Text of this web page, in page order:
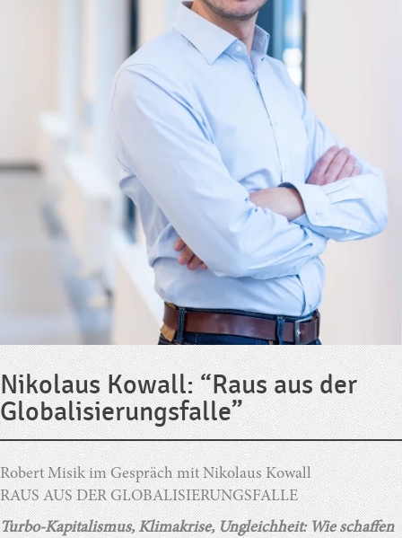
Nikolaus Kowall: “Raus aus der
Globalisierungsfalle”
Robert Misik im Gespräch mit Nikolaus Kowall
RAUS AUS DER GLOBALISIERUNGSFALLE
Turbo-Kapitalismus, Klimakrise, Ungleichheit: Wie schaffen